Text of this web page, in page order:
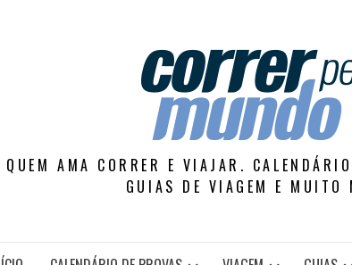
QUEM AMA CORRER E VIAJAR.
GUIAS DE VIAGEM E MUITO